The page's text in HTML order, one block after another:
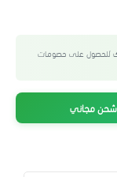
للحصول على خصومات